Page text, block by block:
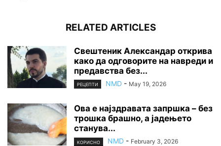
RELATED ARTICLES
Свештеник Александар открива
како да одговорите на навреди и
предавства без...
РЕЦЕПТИ NMD - May 19, 2026
Ова е најздравата запршка – без
трошка брашно, а јадењето
станува...
КОРИСНО NMD - February 3, 2026